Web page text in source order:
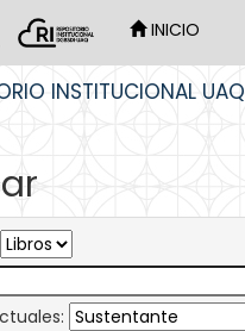
INICIO
INSTITUCIONAL UAQ